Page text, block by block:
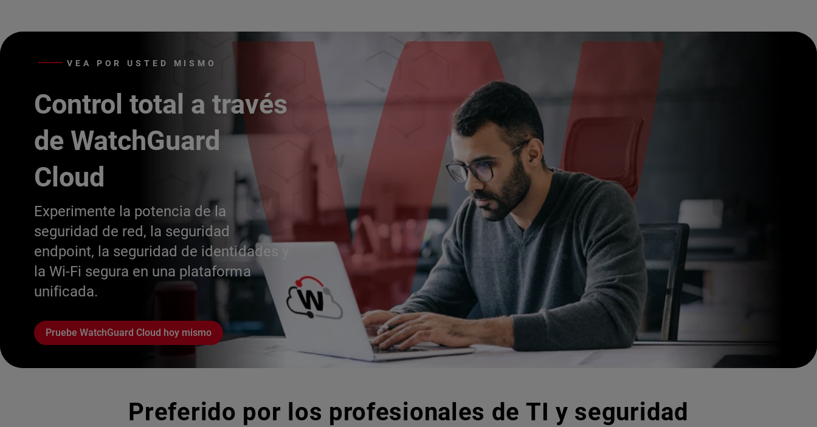
VEA POR USTED MISMO
Control total a través
de WatchGuard
Cloud
Experimente la potencia de la
seguridad de red, la seguridad
endpoint, la seguridad de identidades y
la Wi-Fi segura en una plataforma
unificada.
Pruebe WatchGuard Cloud hoy mismo
Preferido por los profesionales de TI y seguridad